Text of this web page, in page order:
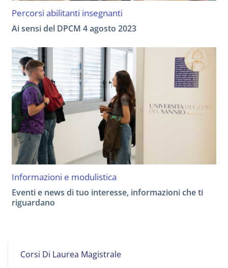
Studente
Corsi Di Laurea Magistrale
Percorsi abilitanti insegnanti
Ai sensi del DPCM 4 agosto 2023
Informazioni e modulistica
Eventi e news di tuo interesse, informazioni che ti
riguardano